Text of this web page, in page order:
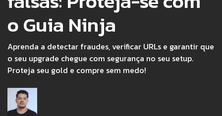
o Guia Ninja
Aprenda a detectar fraudes, verificar URLs e garantir que
o seu upgrade chegue com segurança no seu setup.
Proteja seu gold e compre sem medo!